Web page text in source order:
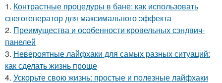
1. Контрастные процедуры в бане: как использовать
снегогенератор для максимального эффекта
2. Преимущества и особенности кровельных сэндвич-
панелей
3. Невероятные лайфхаки для самых разных ситуаций:
как сделать жизнь проще
4. Ускорьте свою жизнь: простые и полезные лайфхаки